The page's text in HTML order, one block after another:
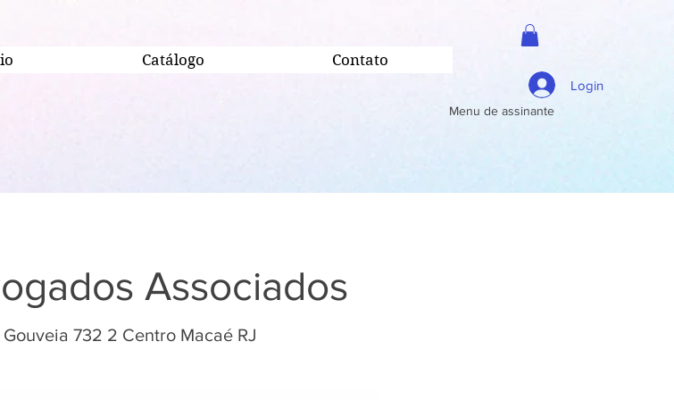
Catálogo Contato
Login
Menu de assinante
Associados
732 2 Centro Macaé RJ